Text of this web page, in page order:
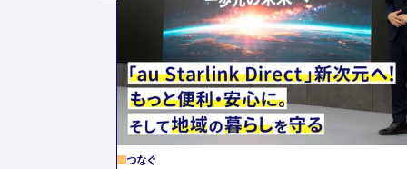
つなぐ